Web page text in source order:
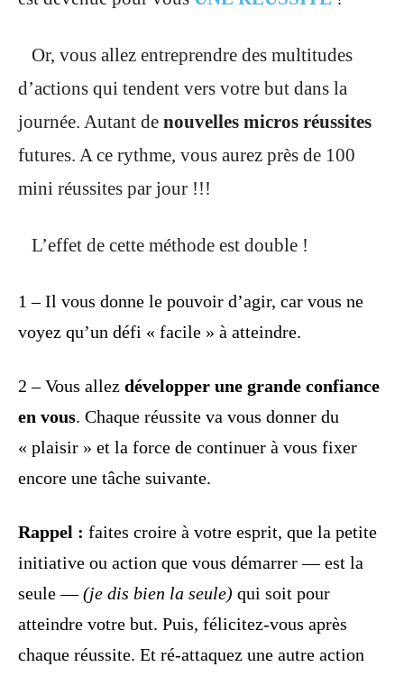
Or, vous allez entreprendre des multitudes
d’actions qui tendent vers votre but dans la
journée. Autant de nouvelles micros réussites
futures. A ce rythme, vous aurez près de 100
mini réussites par jour !!!
L’effet de cette méthode est double !
1 – Il vous donne le pouvoir d’agir, car vous ne
voyez qu’un défi « facile » à atteindre.
2 – Vous allez développer une grande confiance
en vous. Chaque réussite va vous donner du
« plaisir » et la force de continuer à vous fixer
encore une tâche suivante.
Rappel : faites croire à votre esprit, que la petite
initiative ou action que vous démarrer — est la
seule —(je dis bien la seule) qui soit pour
atteindre votre but. Puis, félicitez-vous après
chaque réussite. Et ré-attaquez une autre action